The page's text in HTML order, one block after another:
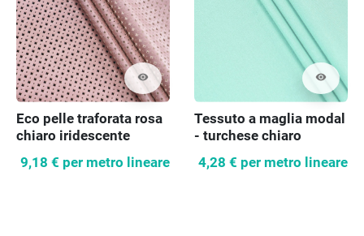
visibility
Eco pelle traforata rosa
chiaro iridescente
9,18 € per metro lineare
visibility
Tessuto a maglia modal
- turchese chiaro
4,28 € per metro lineare